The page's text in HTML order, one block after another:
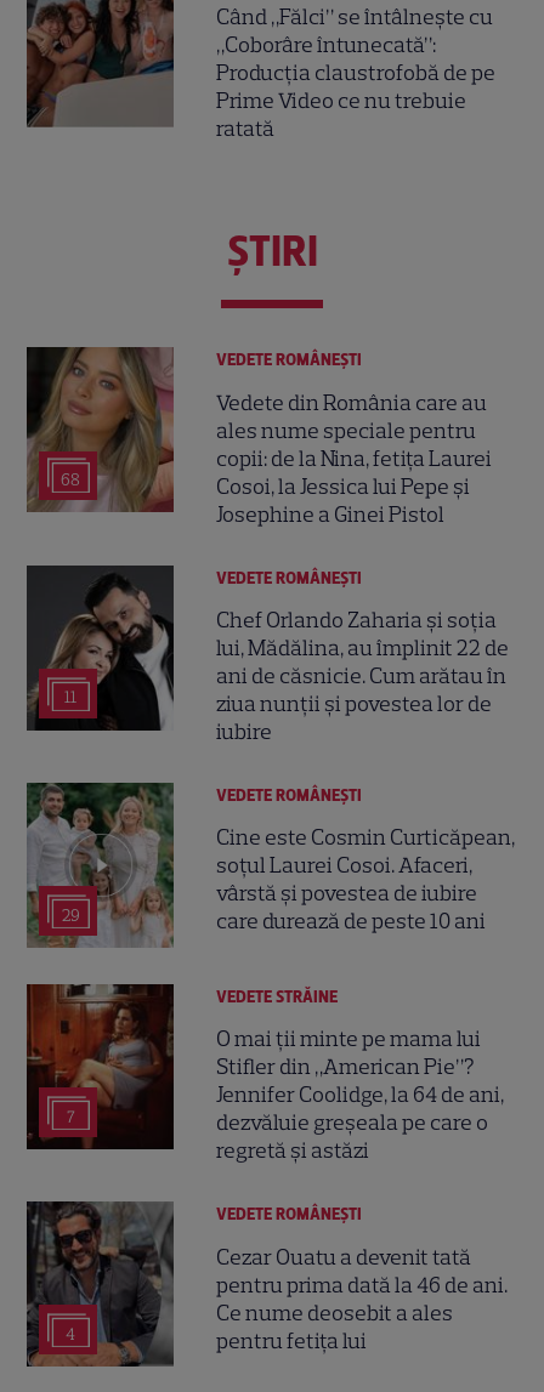
Când „Fălci” se întâlnește cu
„Coborâre întunecată”:
Producția claustrofobă de pe
Prime Video ce nu trebuie
ratată
ŞTIRI
68
VEDETE ROMÂNEŞTI
Vedete din România care au
ales nume speciale pentru
copii: de la Nina, fetița Laurei
Cosoi, la Jessica lui Pepe și
Josephine a Ginei Pistol
11
VEDETE ROMÂNEŞTI
Chef Orlando Zaharia și soția
lui, Mădălina, au împlinit 22 de
ani de căsnicie. Cum arătau în
ziua nunții și povestea lor de
iubire
29
VEDETE ROMÂNEŞTI
Cine este Cosmin Curticăpean,
soțul Laurei Cosoi. Afaceri,
vârstă și povestea de iubire
care durează de peste 10 ani
7
VEDETE STRĂINE
O mai ții minte pe mama lui
Stifler din „American Pie”?
Jennifer Coolidge, la 64 de ani,
dezvăluie greșeala pe care o
regretă și astăzi
4
VEDETE ROMÂNEŞTI
Cezar Ouatu a devenit tată
pentru prima dată la 46 de ani.
Ce nume deosebit a ales
pentru fetița lui